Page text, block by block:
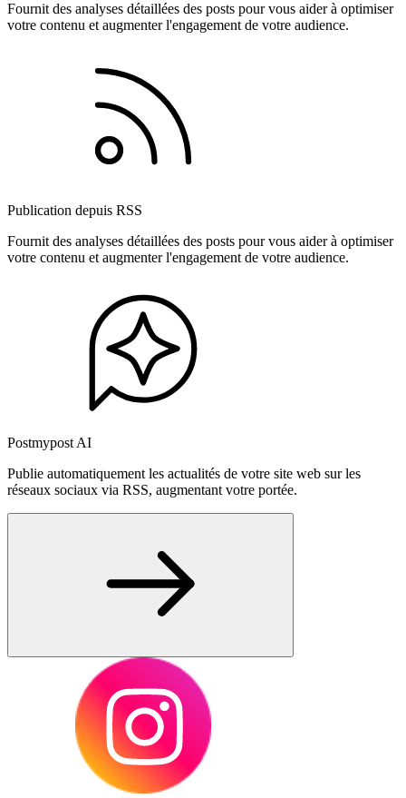
Fournit des analyses détaillées des posts pour vous aider à optimiser
votre contenu et augmenter l'engagement de votre audience.
Publication depuis RSS
Fournit des analyses détaillées des posts pour vous aider à optimiser
votre contenu et augmenter l'engagement de votre audience.
Postmypost AI
Publie automatiquement les actualités de votre site web sur les
réseaux sociaux via RSS, augmentant votre portée.